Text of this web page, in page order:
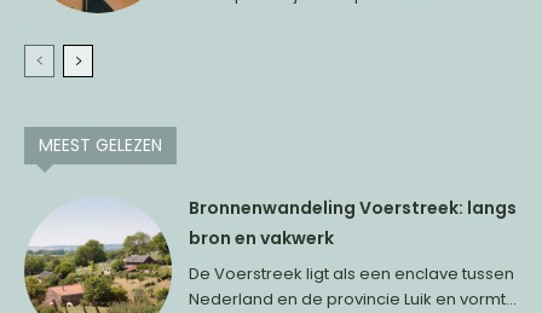
MEEST GELEZEN
Bronnenwandeling Voerstreek: langs
bron en vakwerk
De Voerstreek ligt als een enclave tussen
Nederland en de provincie Luik en vormt...